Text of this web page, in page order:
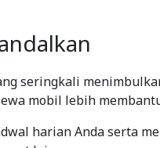
seringkali
mobil lebih
harian Anda serta